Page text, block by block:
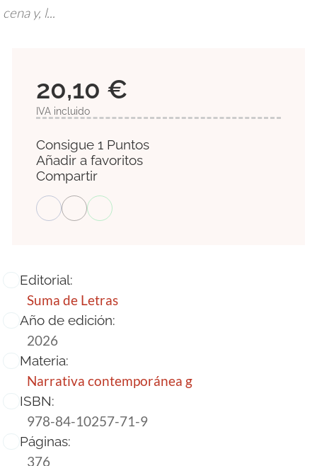
cena y, l...
Editorial:
Suma de Letras
Año de edición:
2026
Materia:
Narrativa contemporánea g
ISBN:
978-84-10257-71-9
Páginas:
376
20,10 €
IVA incluido
Consigue 1 Puntos
Añadir a favoritos
Compartir